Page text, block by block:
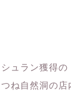
シュラン獲得の
ね自然洞の店